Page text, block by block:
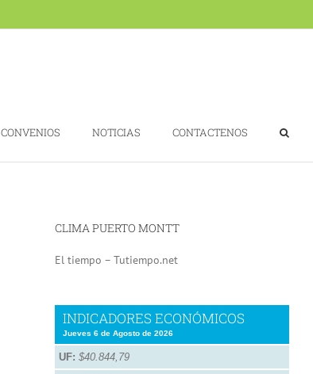
CONVENIOS NOTICIAS CONTACTENOS
CLIMA PUERTO MONTT
El tiempo – Tutiempo.net
INDICADORES ECONÓMICOS
Jueves 6 de Agosto de 2026
UF: $40.844,79